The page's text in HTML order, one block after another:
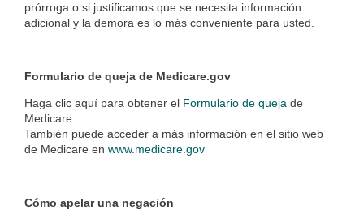
prórroga o si justificamos que se necesita información
adicional y la demora es lo más conveniente para usted.
Formulario de queja de Medicare.gov
Haga clic aquí para obtener el Formulario de queja de
Medicare.
También puede acceder a más información en el sitio web
de Medicare en www.medicare.gov
Cómo apelar una negación